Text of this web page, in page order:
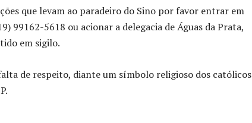
que levam ao paradeiro do Sino por favor entrar em
99162-5618 ou acionar a delegacia de Águas da Prata,
em sigilo.
de respeito, diante um símbolo religioso dos católicos